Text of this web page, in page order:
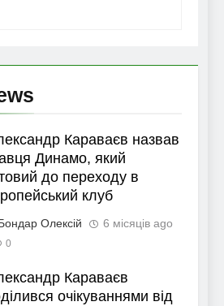
Караваєв назвав
Динамо, який
до переходу в
клуб
Олексій 6 місяців ago
0
Караваєв
очікуваннями від